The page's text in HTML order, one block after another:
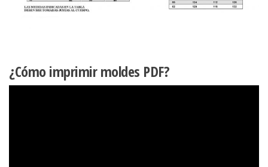
¿Cómo imprimir moldes PDF?